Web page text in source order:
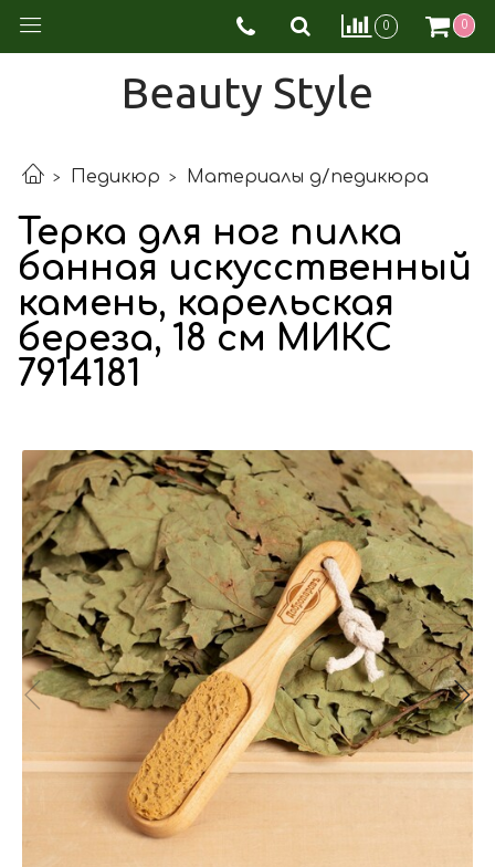
0 0
Beauty Style
Педикюр Материалы д/педикюра
Терка для ног пилка
банная искусственный
камень, карельская
береза, 18 см МИКС
7914181